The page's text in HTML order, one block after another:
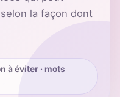
la façon dont
à éviter · mots